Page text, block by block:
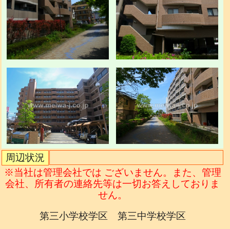
周辺状況
※当社は管理会社では ございません。また、管理
会社、所有者の連絡先等は一切お答えしておりま
せん。
第三小学校学区 第三中学校学区